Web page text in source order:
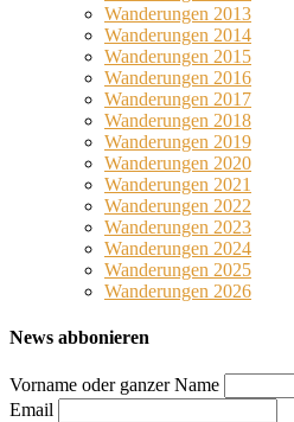
Wanderungen 2013
Wanderungen 2014
Wanderungen 2015
Wanderungen 2016
Wanderungen 2017
Wanderungen 2018
Wanderungen 2019
Wanderungen 2020
Wanderungen 2021
Wanderungen 2022
Wanderungen 2023
Wanderungen 2024
Wanderungen 2025
Wanderungen 2026
News abbonieren
Vorname oder ganzer Name
Email